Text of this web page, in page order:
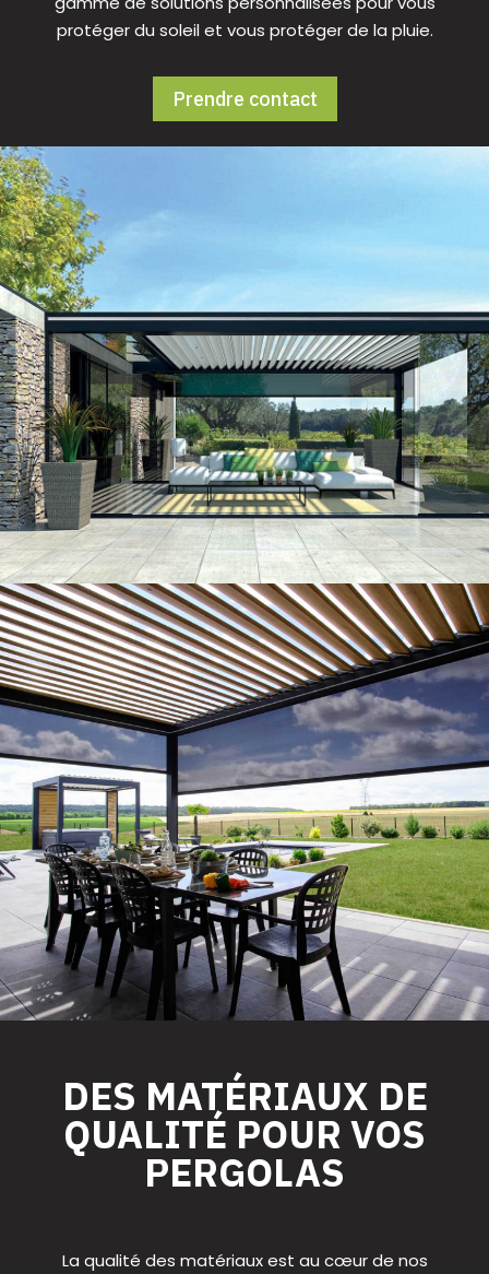
protéger du soleil et vous protéger de la pluie.
Prendre contact
DES MATÉRIAUX DE
QUALITÉ POUR VOS
PERGOLAS
La qualité des matériaux est au cœur de nos